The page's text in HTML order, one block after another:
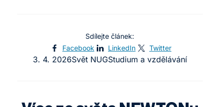
Sdílejte článek:
Facebook
LinkedIn Twitter
3. 4. 2026Svět NUGStudium a vzdělávání